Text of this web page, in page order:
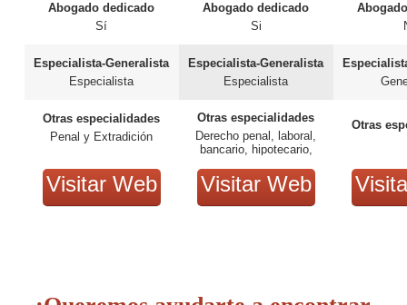
Abogado dedicado
Sí
Especialista-Generalista
Especialista
Otras especialidades
Penal y Extradición
Visitar Web
Abogado dedicado
Si
Especialista-Generalista
Especialista
Otras especialidades
Derecho penal, laboral,
bancario, hipotecario,
Visitar Web
Otras